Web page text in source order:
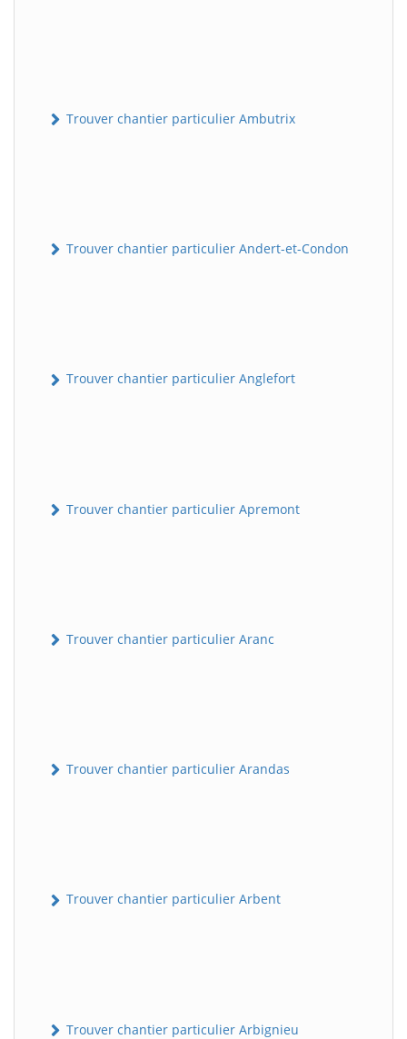
Trouver chantier particulier Ambutrix
Trouver chantier particulier Andert-et-Condon
Trouver chantier particulier Anglefort
Trouver chantier particulier Apremont
Trouver chantier particulier Aranc
Trouver chantier particulier Arandas
Trouver chantier particulier Arbent
Trouver chantier particulier Arbignieu